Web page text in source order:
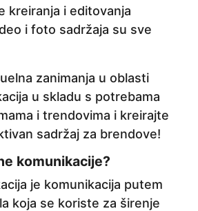
kreiranja i editovanja
i foto sadržaja su sve
zanimanja u oblasti
u skladu s potrebama
i trendovima i kreirajte
sadržaj za brendove!
komunikacije?
je komunikacija putem
koja se koriste za širenje